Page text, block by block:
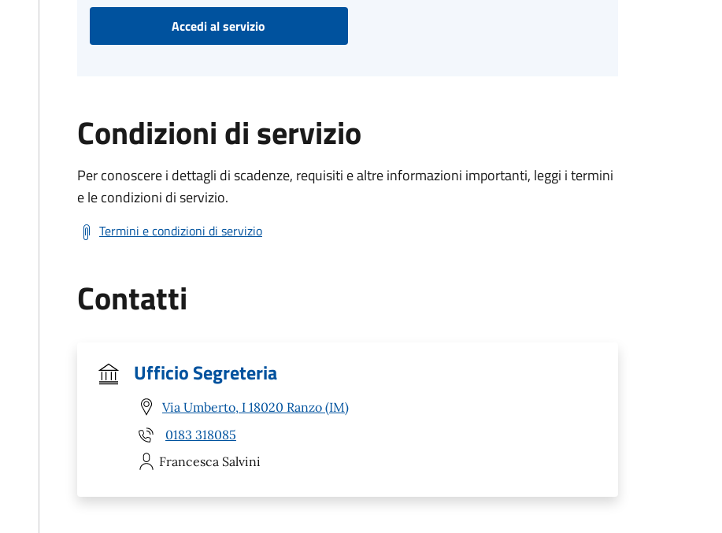
Accedi al servizio
Condizioni di servizio
Per conoscere i dettagli di scadenze, requisiti e altre informazioni importanti, leggi i termini
e le condizioni di servizio.
Termini e condizioni di servizio
Contatti
Ufficio Segreteria
Via Umberto, I 18020 Ranzo (IM)
0183 318085
Francesca Salvini